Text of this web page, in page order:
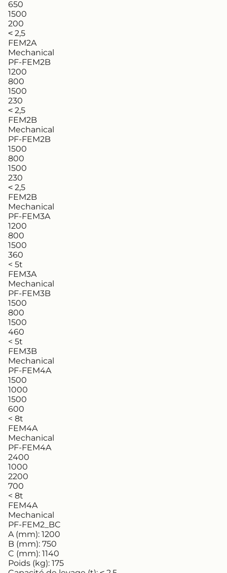
650
1500
200
˂ 2,5
FEM2A
Mechanical
PF-FEM2B
1200
800
1500
230
˂ 2,5
FEM2B
Mechanical
PF-FEM2B
1500
800
1500
230
˂ 2,5
FEM2B
Mechanical
PF-FEM3A
1200
800
1500
360
< 5t
FEM3A
Mechanical
PF-FEM3B
1500
800
1500
460
< 5t
FEM3B
Mechanical
PF-FEM4A
1500
1000
1500
600
< 8t
FEM4A
Mechanical
PF-FEM4A
2400
1000
2200
700
< 8t
FEM4A
Mechanical
PF-FEM2_BC
A (mm): 1200
B (mm): 750
C (mm): 1140
Poids (kg): 175